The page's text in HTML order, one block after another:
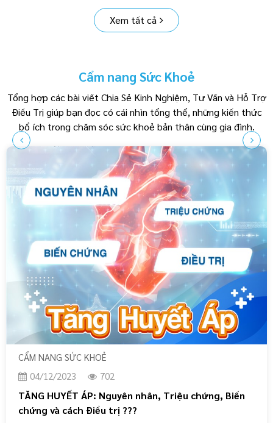
Xem tất cả
Cẩm nang Sức Khoẻ
Tổng hợp các bài viết Chia Sẻ Kinh Nghiệm, Tư Vấn và Hỗ Trợ
Điều Trị giúp bạn đọc có cái nhìn tổng thể, những kiến thức
bổ ích trong chăm sóc sức khoẻ bản thân cùng gia đình.
NANG SỨC KHOẺ
04/12/2023
702
HUYẾT ÁP: Nguyên nhân, Triệu chứng, Biến
và cách Điều trị ???